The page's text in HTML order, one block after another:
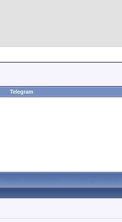
Telegram